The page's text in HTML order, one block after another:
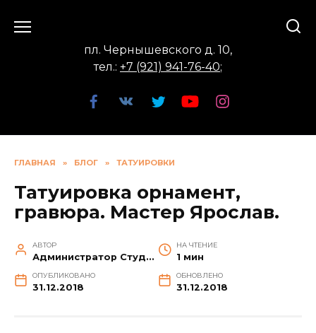
пл. Чернышевского д. 10,
тел.: +7 (921) 941-76-40;
ГЛАВНАЯ » БЛОГ » ТАТУИРОВКИ
Татуировка орнамент,
гравюра. Мастер Ярослав.
АВТОР
Администратор Студии
НА ЧТЕНИЕ
1 мин
ОПУБЛИКОВАНО
31.12.2018
ОБНОВЛЕНО
31.12.2018